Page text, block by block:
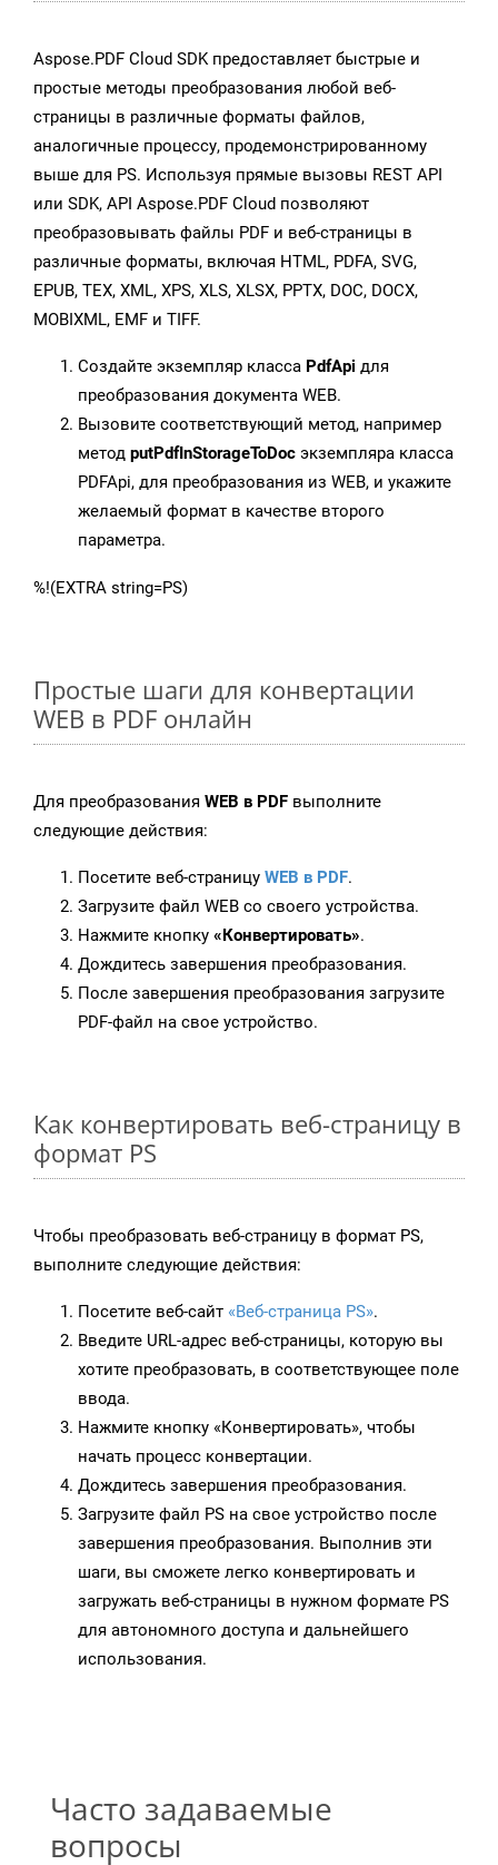
Aspose.PDF Cloud SDK предоставляет быстрые и
простые методы преобразования любой веб-
страницы в различные форматы файлов,
аналогичные процессу, продемонстрированному
выше для PS. Используя прямые вызовы REST API
или SDK, API Aspose.PDF Cloud позволяют
преобразовывать файлы PDF и веб-страницы в
различные форматы, включая HTML, PDFA, SVG,
EPUB, TEX, XML, XPS, XLS, XLSX, PPTX, DOC, DOCX,
MOBIXML, EMF и TIFF.
Создайте экземпляр класса PdfApi для
преобразования документа WEB.
Вызовите соответствующий метод, например
метод putPdfInStorageToDoc экземпляра класса
PDFApi, для преобразования из WEB, и укажите
желаемый формат в качестве второго
параметра.
%!(EXTRA string=PS)
Простые шаги для конвертации
WEB в PDF онлайн
Для преобразования WEB в PDF выполните
следующие действия:
Посетите веб-страницу WEB в PDF.
Загрузите файл WEB со своего устройства.
Нажмите кнопку «Конвертировать».
Дождитесь завершения преобразования.
После завершения преобразования загрузите
PDF-файл на свое устройство.
Как конвертировать веб-страницу в
формат PS
Чтобы преобразовать веб-страницу в формат PS,
выполните следующие действия:
Посетите веб-сайт «Веб-страница PS».
Введите URL-адрес веб-страницы, которую вы
хотите преобразовать, в соответствующее поле
ввода.
Нажмите кнопку «Конвертировать», чтобы
начать процесс конвертации.
Дождитесь завершения преобразования.
Загрузите файл PS на свое устройство после
завершения преобразования. Выполнив эти
шаги, вы сможете легко конвертировать и
загружать веб-страницы в нужном формате PS
для автономного доступа и дальнейшего
использования.
Часто задаваемые
вопросы